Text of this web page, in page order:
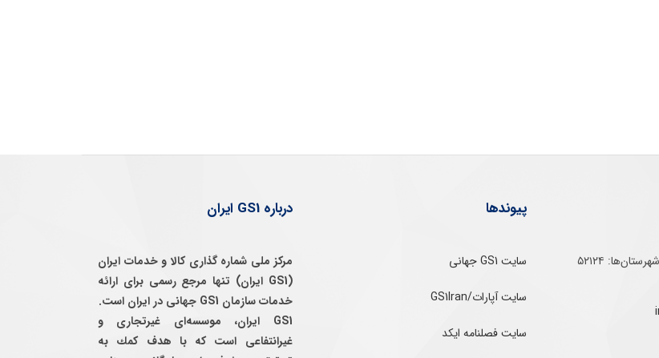
درباره GS1 ایران
مرکز ملی شماره گذاری کالا و خدمات ایران
(GS1 ایران) تنها مرجع رسمی برای ارائه
خدمات سازمان GS1 جهانی در ایران است.
GS1 ایران، موسسه‌ای غيرتجاری و
غيرانتفاعی است كه با هدف كمك به
پیوندها
سایت GS1 جهانی
سایت آپارات/GS1Iran
سایت فصلنامه ایکد
تلفن‌ گویا برای‌ تهران‌‌ و‌ شهرستان‌ها:‌ ۵۲۱۲۴